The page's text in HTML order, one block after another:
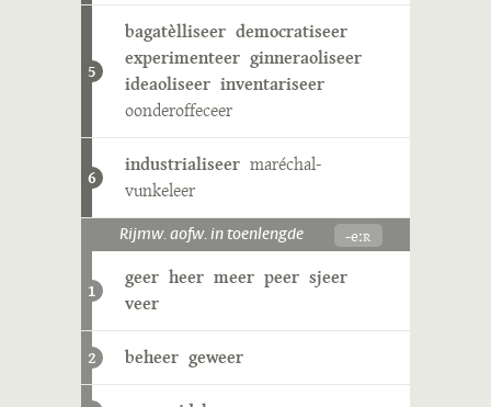
5
bagatèlliseer democratiseer
experimenteer ginneraoliseer
ideaoliseer inventariseer
oonderoffeceer
6
industrialiseer maréchal-
vunkeleer
Rijmw. aofw. in toenlengde -eːʀ
1
geer heer meer peer sjeer
veer
2 beheer geweer